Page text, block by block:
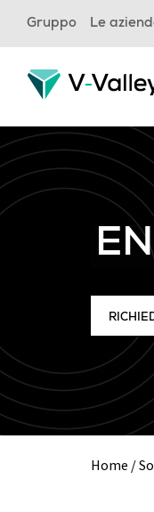
Skip
content
Gruppo Le
Home /